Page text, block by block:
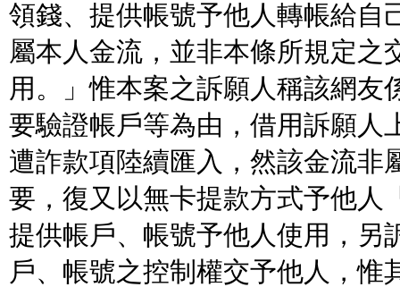
領錢、提供帳號予他人轉帳給自
屬本人金流，並非本條所規定之
用。」惟本案之訴願人稱該網友
要驗證帳戶等為由，借用訴願人
遭詐款項陸續匯入，然該金流非
要，復又以無卡提款方式予他人
提供帳戶、帳號予他人使用，另
戶、帳號之控制權交予他人，惟